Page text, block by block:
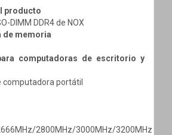
producto
DIMM DDR4 de NOX
de memoria
computadoras de escritorio y
computadora portátil
2800MHz/3000MHz/3200MHz